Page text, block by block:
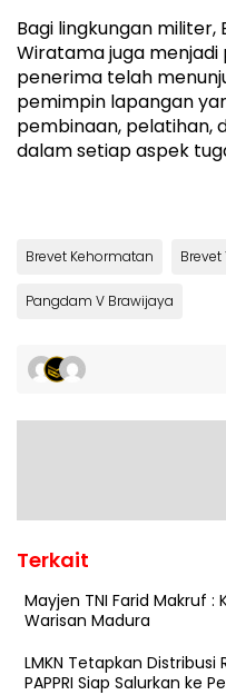
Bagi lingkungan
Wiratama juga
penerima telah
pemimpin lapangan
pembinaan, pelatihan,
dalam setiap aspek
Brevet Kehormatan
Pangdam V Brawijaya
Terkait
Mayjen TNI Farid Makruf :
Warisan Madura
LMKN Tetapkan Distribusi
PAPPRI Siap Salurkan ke